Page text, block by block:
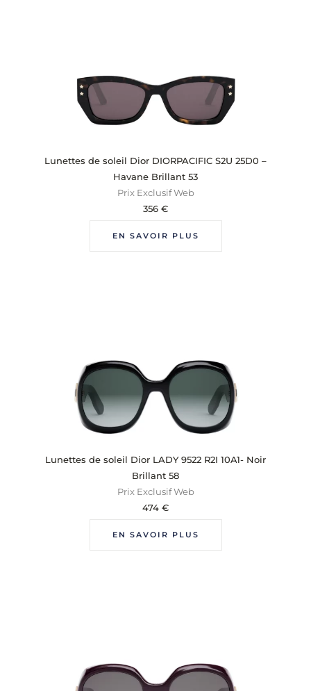
Lunettes de soleil Dior DIORPACIFIC S2U 25D0 –
Havane Brillant 53
Prix Exclusif Web
356 €
EN SAVOIR PLUS
Lunettes de soleil Dior LADY 9522 R2I 10A1- Noir
Brillant 58
Prix Exclusif Web
474 €
EN SAVOIR PLUS